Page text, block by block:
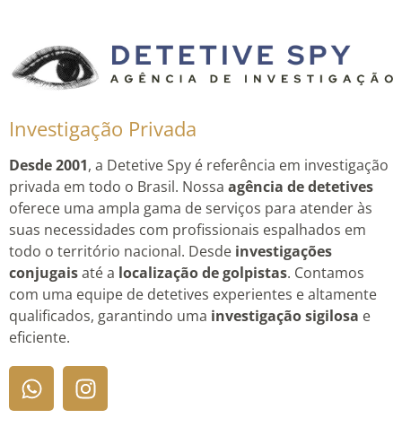
Investigação Privada
Desde 2001, a Detetive Spy é referência em investigação
privada em todo o Brasil. Nossa agência de detetives
oferece uma ampla gama de serviços para atender às
suas necessidades com profissionais espalhados em
todo o território nacional. Desde investigações
conjugaisaté a localização de golpistas. Contamos
com uma equipe de detetives experientes e altamente
qualificados, garantindo uma investigação sigilosa e
eficiente.